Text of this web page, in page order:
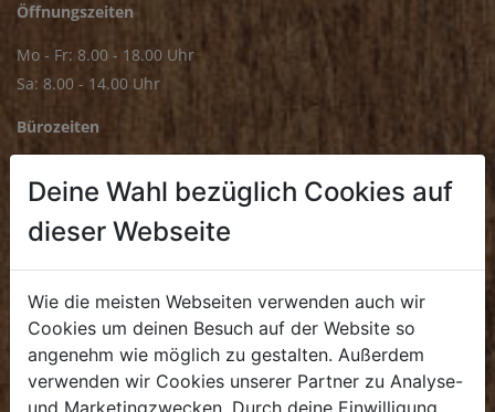
Öffnungszeiten
Mo - Fr: 8.00 - 18.00 Uhr
Sa: 8.00 - 14.00 Uhr
Bürozeiten
.+43 7272 4859 70
KULINARIUM
Deine Wahl bezüglich Cookies auf
dieser Webseite
Wie die meisten Webseiten verwenden auch wir
Cookies um deinen Besuch auf der Website so
angenehm wie möglich zu gestalten. Außerdem
verwenden wir Cookies unserer Partner zu Analyse-
und Marketingzwecken. Durch deine Einwilligung